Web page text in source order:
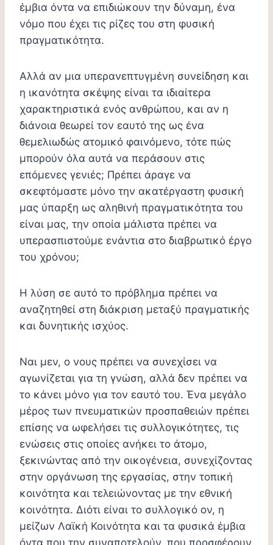
έμβια όντα να επιδιώκουν την δύναμη, ένα
νόμο που έχει τις ρίζες του στη φυσική
πραγματικότητα.
Αλλά αν μια υπερανεπτυγμένη συνείδηση και
η ικανότητα σκέψης είναι τα ιδιαίτερα
χαρακτηριστικά ενός ανθρώπου, και αν η
διάνοια θεωρεί τον εαυτό της ως ένα
θεμελιωδώς ατομικό φαινόμενο, τότε πώς
μπορούν όλα αυτά να περάσουν στις
επόμενες γενιές; Πρέπει άραγε να
σκεφτόμαστε μόνο την ακατέργαστη φυσική
μας ύπαρξη ως αληθινή πραγματικότητα του
είναι μας, την οποία μάλιστα πρέπει να
υπερασπιστούμε ενάντια στο διαβρωτικό έργο
του χρόνου;
Η λύση σε αυτό το πρόβλημα πρέπει να
αναζητηθεί στη διάκριση μεταξύ πραγματικής
και δυνητικής ισχύος.
Ναι μεν, ο νους πρέπει να συνεχίσει να
αγωνίζεται για τη γνώση, αλλά δεν πρέπει να
το κάνει μόνο για τον εαυτό του. Ένα μεγάλο
μέρος των πνευματικών προσπαθειών πρέπει
επίσης να ωφελήσει τις συλλογικότητες, τις
ενώσεις στις οποίες ανήκει το άτομο,
ξεκινώντας από την οικογένεια, συνεχίζοντας
στην οργάνωση της εργασίας, στην τοπική
κοινότητα και τελειώνοντας με την εθνική
κοινότητα. Διότι είναι το συλλογικό ον, η
μείζων Λαϊκή Κοινότητα και τα φυσικά έμβια
όντα που την συναποτελούν, που προσφέρουν